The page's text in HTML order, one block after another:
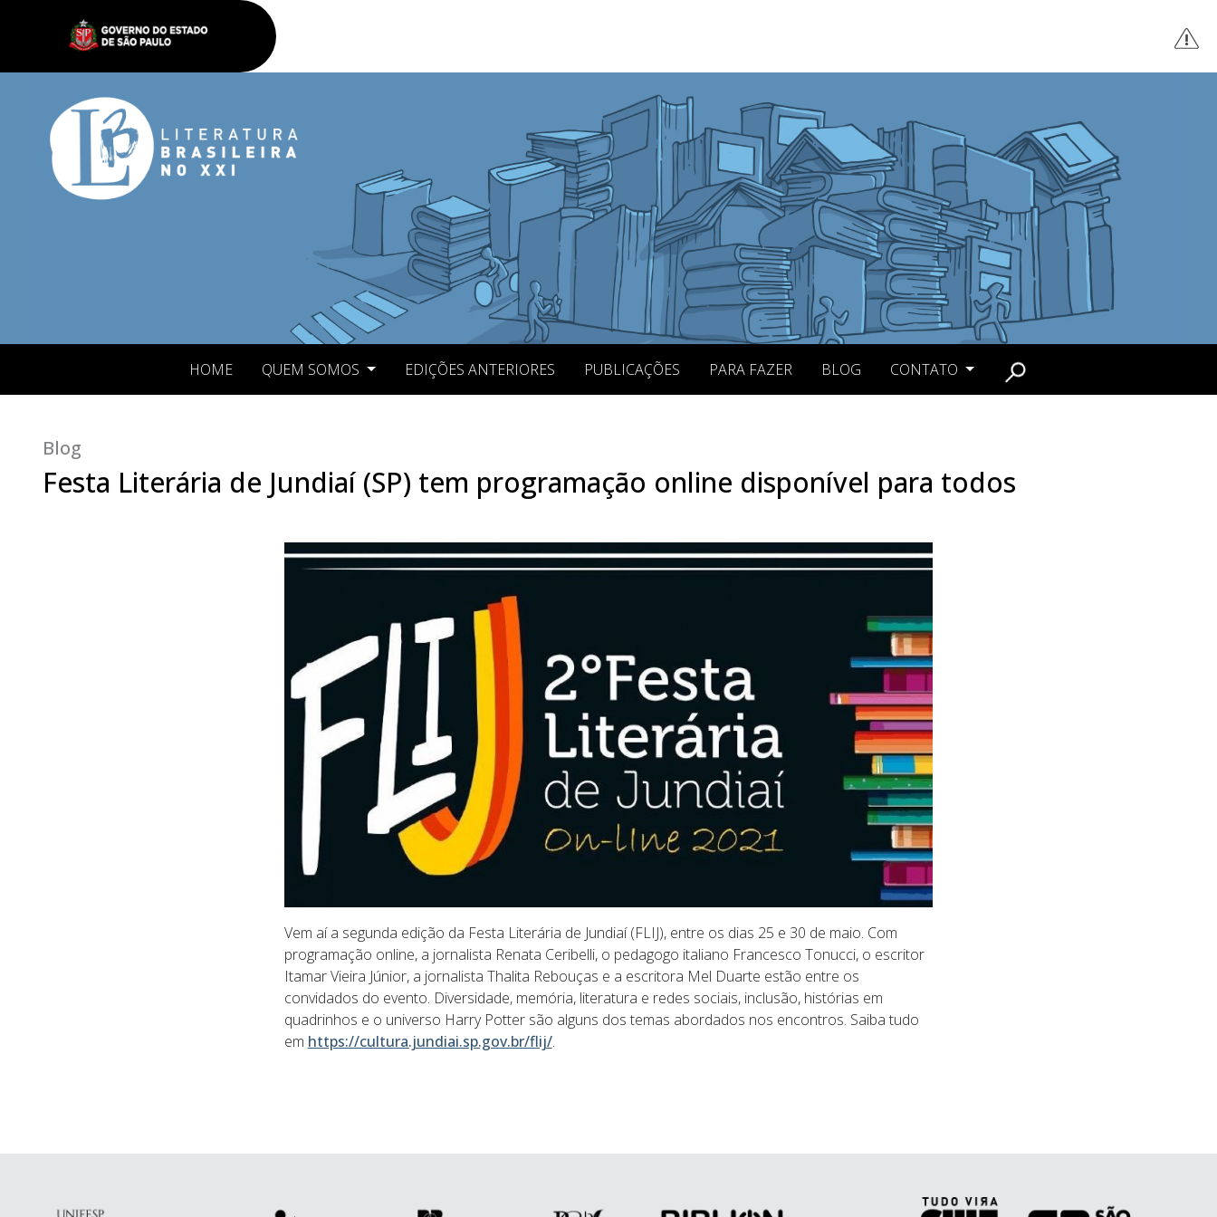
HOME QUEM SOMOS EDIÇÕES ANTERIORES PUBLICAÇÕES PARA FAZER BLOG CONTATO
Blog
Festa Literária de Jundiaí (SP) tem programação online disponível para todos
Vem aí a segunda edição da Festa Literária de Jundiaí (FLIJ), entre os dias 25 e 30 de maio. Com
programação online, a jornalista Renata Ceribelli, o pedagogo italiano Francesco Tonucci, o escritor
Itamar Vieira Júnior, a jornalista Thalita Rebouças e a escritora Mel Duarte estão entre os
convidados do evento. Diversidade, memória, literatura e redes sociais, inclusão, histórias em
quadrinhos e o universo Harry Potter são alguns dos temas abordados nos encontros. Saiba tudo
em https://cultura.jundiai.sp.gov.br/flij/.